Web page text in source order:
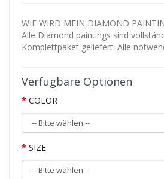
WIE WIRD MEIN DIAMOND
Alle Diamond paintings sind
Komplettpaket geliefert. Alle
Verfügbare Optionen
COLOR
SIZE